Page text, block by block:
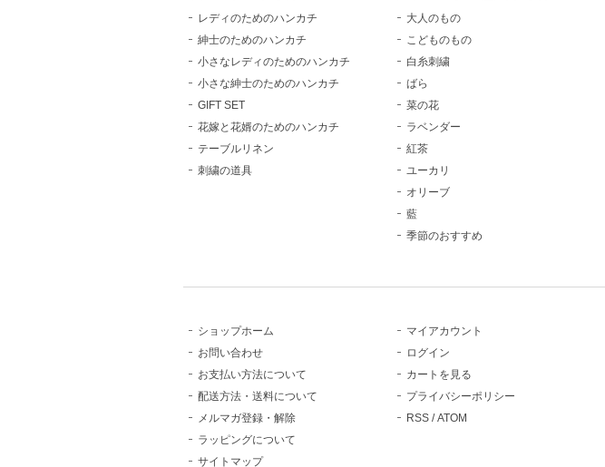
レディのためのハンカチ
紳士のためのハンカチ
小さなレディのためのハンカチ
小さな紳士のためのハンカチ
GIFT SET
花嫁と花婿のためのハンカチ
テーブルリネン
刺繍の道具
大人のもの
こどものもの
白糸刺繍
ばら
菜の花
ラベンダー
紅茶
ユーカリ
オリーブ
藍
季節のおすすめ
ショップホーム
お問い合わせ
お支払い方法について
配送方法・送料について
メルマガ登録・解除
ラッピングについて
サイトマップ
マイアカウント
ログイン
カートを見る
プライバシーポリシー
RSS /ATOM